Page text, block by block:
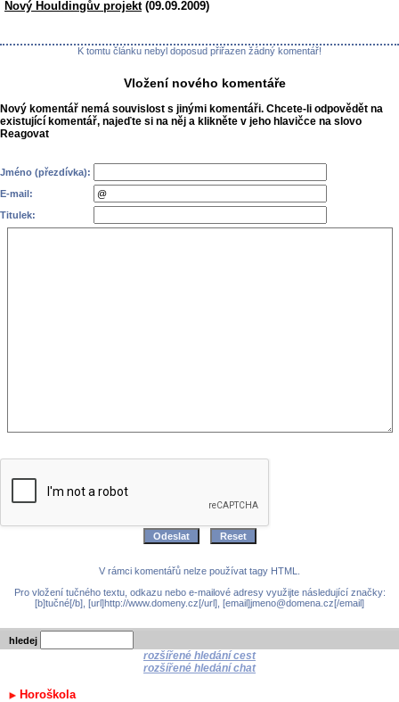
Nový Houldingův projekt(09.09.2009)
K tomtu článku nebyl doposud přiřazen žádný komentář!
Vložení nového komentáře
Nový komentář nemá souvislost s jinými komentáři. Chcete-li odpovědět na
existující komentář, najeďte si na něj a klikněte v jeho hlavičce na slovo
Reagovat
Jméno (přezdívka):
E-mail:
Titulek:
V rámci komentářů nelze používat tagy HTML.
Pro vložení tučného textu, odkazu nebo e-mailové adresy využijte následující značky:
[b]tučné[/b], [url]http://www.domeny.cz[/url], [email]jmeno@domena.cz[/email]
hledej
rozšířené hledání cest
rozšířené hledání chat
Horoškola